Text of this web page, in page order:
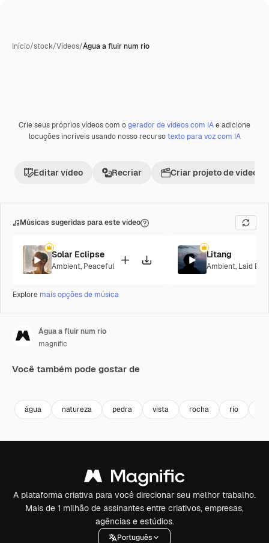
Início/stock/Vídeos/Água a fluir num rio
Crie seus próprios vídeos com ogerador de vídeos com IAe adicione
locuções incríveis usando nosso recursotexto para voz com IA
Editar vídeo Recriar Criar projeto de vídeo
Músicas sugeridas para este vídeo
Solar Eclipse
Ambient, Peaceful
Litang
Ambient, Laid
Explore mais opções de música
Água a fluir num rio
magnific
Você também pode gostar de
água natureza pedra vista rocha rio
A plataforma criativa para você direcionar seu melhor trabalho.
Mais de 1 milhão de assinantes entre criativos, empresas,
agências e estúdios.
Português